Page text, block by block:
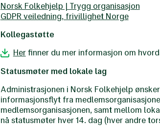
Norsk Folkehjelp | Trygg organisasjon
GDPR veiledning, frivillighet Norge
Kollegastøtte
Herfinner du mer informasjon om
Statusmøter med lokale lag
Administrasjonen i Norsk Folkehjelp
informasjonsflyt fra
medlemsorganisasjonen, samt mellom
nå statusmøter hver 14. dag (hver andre